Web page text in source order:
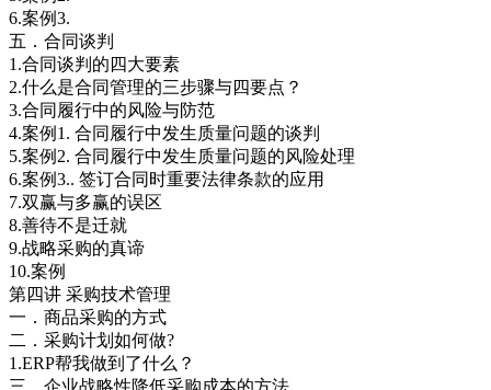
6.案例3.
五．合同谈判
1.合同谈判的四大要素
2.什么是合同管理的三步骤与四要点？
3.合同履行中的风险与防范
4.案例1. 合同履行中发生质量问题的谈判
5.案例2. 合同履行中发生质量问题的风险处理
6.案例3.. 签订合同时重要法律条款的应用
7.双赢与多赢的误区
8.善待不是迁就
9.战略采购的真谛
10.案例
第四讲 采购技术管理
一．商品采购的方式
二．采购计划如何做?
1.ERP帮我做到了什么？
三．企业战略性降低采购成本的方法